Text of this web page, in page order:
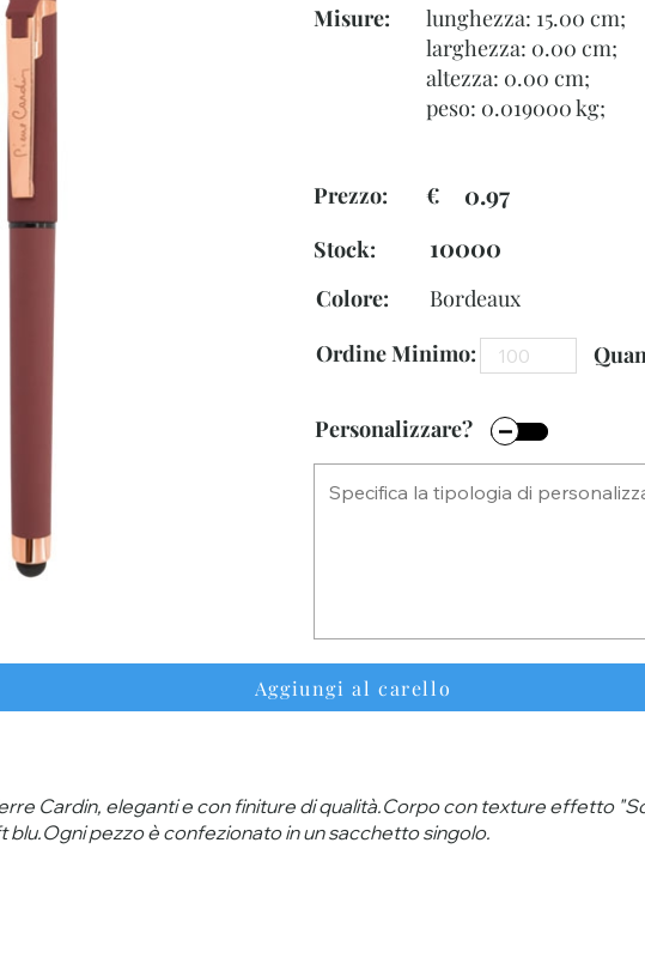
Misure:
lunghezza: 15.00 cm;
larghezza: 0.00 cm;
altezza: 0.00 cm;
peso: 0.019000 kg;
Prezzo: € 0.97
Stock: 10000
Bordeaux
Colore:
Ordine Minimo:
Personalizzare?
Aggiungi al carello
Cardin, eleganti e con finiture di qualità.Corpo con texture effetto
blu.Ogni pezzo è confezionato in un sacchetto singolo.